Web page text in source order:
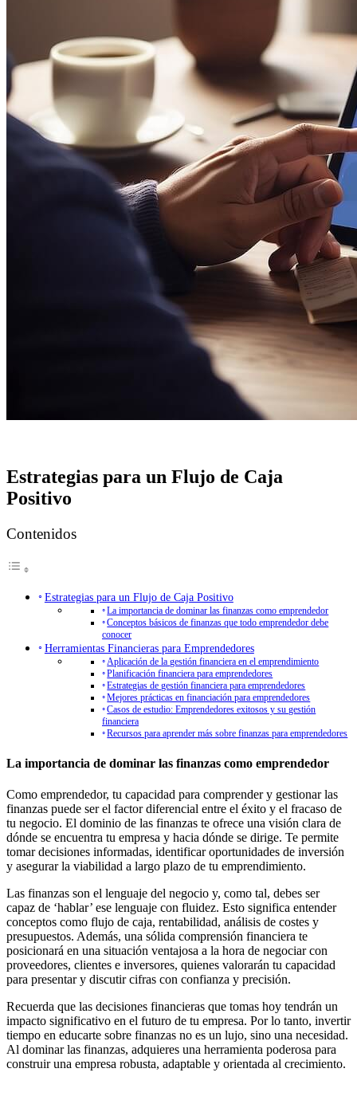
Estrategias para un Flujo de Caja
Positivo
Contenidos
Estrategias para un Flujo de Caja Positivo
La importancia de dominar las finanzas como emprendedor
Conceptos básicos de finanzas que todo emprendedor debe
conocer
Herramientas Financieras para Emprendedores
Aplicación de la gestión financiera en el emprendimiento
Planificación financiera para emprendedores
Estrategias de gestión financiera para emprendedores
Mejores prácticas en financiación para emprendedores
Casos de estudio: Emprendedores exitosos y su gestión
financiera
Recursos para aprender más sobre finanzas para emprendedores
La importancia de dominar las finanzas como emprendedor
Como emprendedor, tu capacidad para comprender y gestionar las
finanzas puede ser el factor diferencial entre el éxito y el fracaso de
tu negocio. El dominio de las finanzas te ofrece una visión clara de
dónde se encuentra tu empresa y hacia dónde se dirige. Te permite
tomar decisiones informadas, identificar oportunidades de inversión
y asegurar la viabilidad a largo plazo de tu emprendimiento.
Las finanzas son el lenguaje del negocio y, como tal, debes ser
capaz de ‘hablar’ ese lenguaje con fluidez. Esto significa entender
conceptos como flujo de caja, rentabilidad, análisis de costes y
presupuestos. Además, una sólida comprensión financiera te
posicionará en una situación ventajosa a la hora de negociar con
proveedores, clientes e inversores, quienes valorarán tu capacidad
para presentar y discutir cifras con confianza y precisión.
Recuerda que las decisiones financieras que tomas hoy tendrán un
impacto significativo en el futuro de tu empresa. Por lo tanto, invertir
tiempo en educarte sobre finanzas no es un lujo, sino una necesidad.
Al dominar las finanzas, adquieres una herramienta poderosa para
construir una empresa robusta, adaptable y orientada al crecimiento.